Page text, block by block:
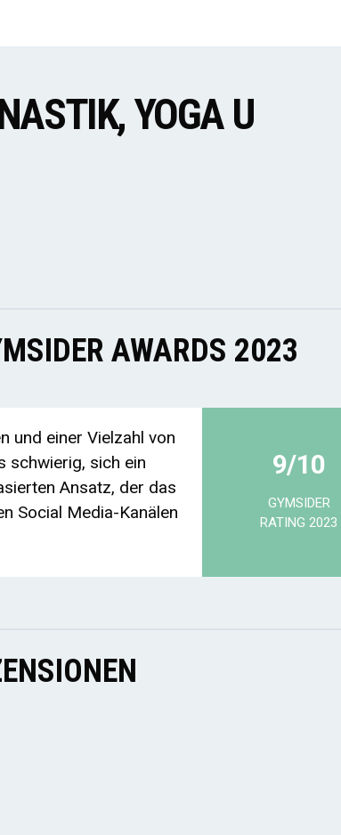
YOGA U
AWARDS 2023
und einer Vielzahl von
schwierig, sich ein
Ansatz, der das
Social Media-Kanälen
9/10
GYMSIDER
RATING 2023